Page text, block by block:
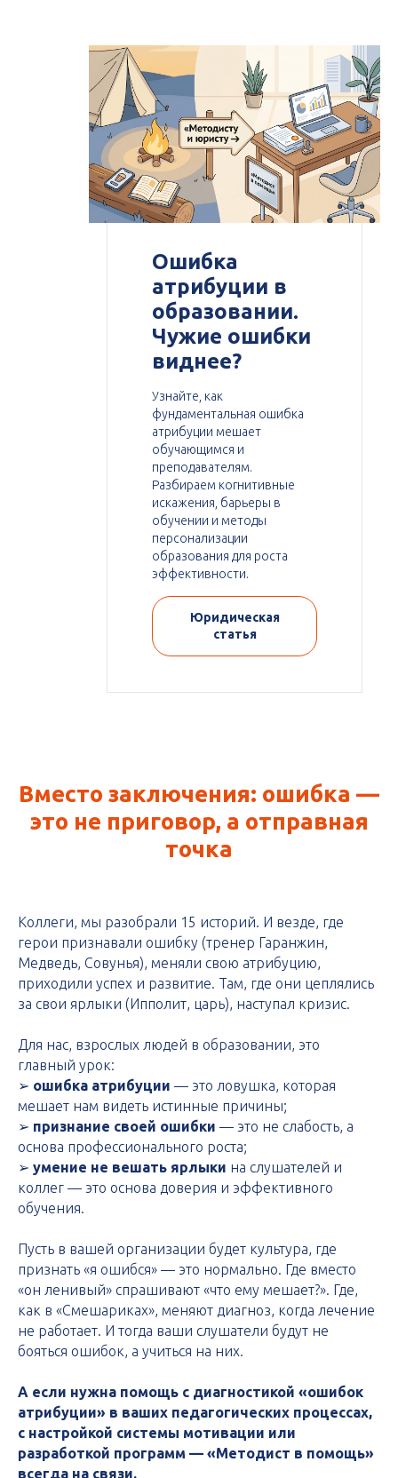
Ошибка
атрибуции в
образовании.
Чужие ошибки
виднее?
Узнайте, как
фундаментальная ошибка
атрибуции мешает
обучающимся и
преподавателям.
Разбираем когнитивные
искажения, барьеры в
обучении и методы
персонализации
образования для роста
эффективности.
Юридическая
статья
Вместо заключения: ошибка —
это не приговор, а отправная
точка
Коллеги, мы разобрали 15 историй. И везде, где
герои признавали ошибку (тренер Гаранжин,
Медведь, Совунья), меняли свою атрибуцию,
приходили успех и развитие. Там, где они цеплялись
за свои ярлыки (Ипполит, царь), наступал кризис.
Для нас, взрослых людей в образовании, это
главный урок:
➢ ошибка атрибуции — это ловушка, которая
мешает нам видеть истинные причины;
➢ признание своей ошибки — это не слабость, а
основа профессионального роста;
➢ умение не вешать ярлыки на слушателей и
коллег — это основа доверия и эффективного
обучения.
Пусть в вашей организации будет культура, где
признать «я ошибся» — это нормально. Где вместо
«он ленивый» спрашивают «что ему мешает?». Где,
как в «Смешариках», меняют диагноз, когда лечение
не работает. И тогда ваши слушатели будут не
бояться ошибок, а учиться на них.
А если нужна помощь с диагностикой «ошибок
атрибуции» в ваших педагогических процессах,
с настройкой системы мотивации или
разработкой программ — «Методист в помощь»
всегда на связи.